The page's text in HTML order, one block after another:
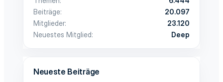
Beiträge
20.097
Mitglieder
23.120
Neuestes Mitglied
Deep
Neueste Beiträge